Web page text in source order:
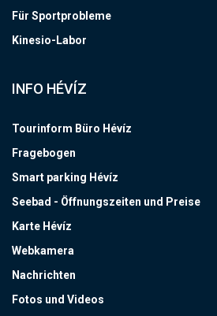
Für Sportprobleme
Kinesio-Labor
INFO HÉVÍZ
Tourinform Büro Hévíz
Fragebogen
Smart parking Hévíz
Seebad - Öffnungszeiten und Preise
Karte Hévíz
Webkamera
Nachrichten
Fotos und Videos